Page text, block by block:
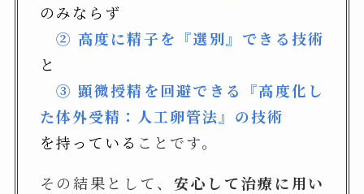
のみならず
② 高度に精子を『選別 』 できる技術
と
③ 顕微授精を回避できる『高度化し
た体外受精：人工卵管法 』 の技術
を持っている ことです。
その結果として、 安心して治療に用い